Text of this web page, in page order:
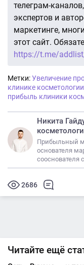
телеграм-
экспертов и
маркетинге,
этот сайт.
https://t.me/
Метки:Увеличение
клинике
прибыль клиники
Никита
Прибыльный
основателя
сооснователя
2686
Читайте ещё